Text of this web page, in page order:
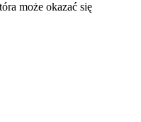
może okazać się